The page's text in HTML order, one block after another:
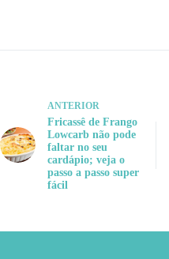
ANTERIOR
Fricassê de Frango
Lowcarb não pode
faltar no seu
cardápio; veja o
passo a passo super
fácil